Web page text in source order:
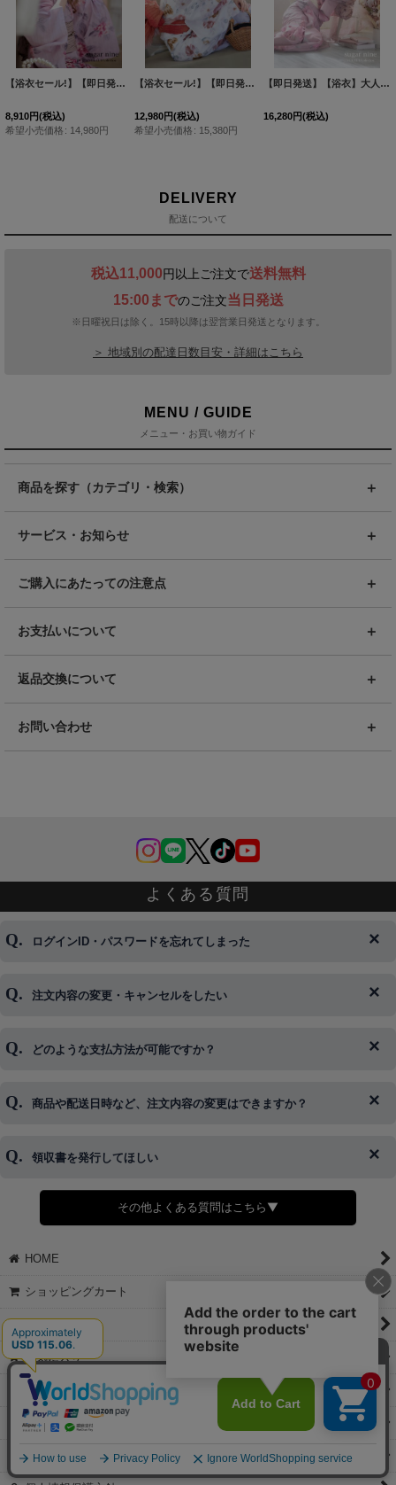
【浴衣セール!】【即日発送】ピンクストライプ地x紫陽花浴衣 【浴衣３点セット 浴衣/帯/下駄】[FB02]
8,910円(税込)
希望小売価格 : 14,980円
【浴衣セール!】【即日発送】【浴衣】白地x暖色椿浴衣 【浴衣３点セット 浴衣/帯/下駄】[FB02]
12,980円(税込)
希望小売価格 : 15,380円
【即日発送】【浴衣】大人スウィート/ピンク地に大柄牡丹浴衣[FB02]
16,280円(税込)
DELIVERY
配送について
税込11,000円以上ご注文で送料無料
15:00までのご注文当日発送
※日曜祝日は除く。15時以降は翌営業日発送となります。
＞ 地域別の配達日数目安・詳細はこちら
MENU / GUIDE
メニュー・お買い物ガイド
商品を探す（カテゴリ・検索）
サービス・お知らせ
ご購入にあたっての注意点
お支払いについて
返品交換について
お問い合わせ
よくある質問
ログインID・パスワードを忘れてしまった
◆下記ページより、ログインIDの変更が可能です。
注文内容の変更・キャンセルをしたい
◆即日発送を行なっている関係上、午後以降のご連絡やキャンセル
※発送後、発送準備が完了しお手続きが間に合わない場合は変更、
どのような支払方法が可能ですか？
◆代金引換・クレジットカード・携帯キャリア決済・おねだり決
＞詳細は画像をタップ＜
商品や配送日時など、注文内容の変更はできますか？
◆商品発送前の変更は承っております。
さい。
領収書を発行してほしい
◆領収書はご希望頂いた場合のみ発行しております。
【これからご注文する場合】
STEP2「お届け先・お支払い」ページにて備考欄に下記の記載をお
願いします。
②宛名（空欄は上様は不可）
③但し書き（空欄やお品代は不可）
【すでにご注文が完了している場合】
①お電話・メール・LINEにて領収書希望の連絡をお願い致します
②後日、郵送にて領収書を送らせて頂きます。
①マイページから購入履歴→購入内容→領収書発行を選択。
②後日、郵送にて領収書を送らせて頂きます。
その他よくある質問はこちら▼
HOME
ショッピングカート
お気に入り
特定商取引法表示
ご利用案内
お問い合せ